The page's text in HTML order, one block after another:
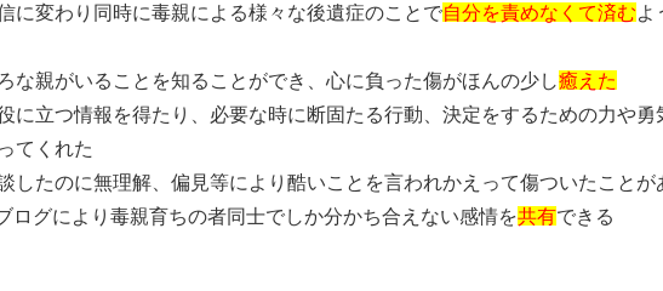
に変わり同時に毒親による様々な後遺症のことで自分を責めなくて済む よ
な親がいることを知ることができ、心に負った傷がほんの少し癒えた
に立つ情報を得たり、必要な時に断固たる行動、決定をするための力や勇
てくれた
したのに無理解、偏見等により酷いことを言われかえって傷ついたことが
ログにより毒親育ちの者同士でしか分かち合えない感情を共有できる